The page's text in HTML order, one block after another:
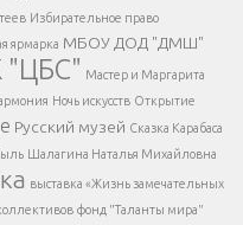
</div > </div >
Избирательное право
ярмарка МБОУ ДОД "ДМШ"
"ЦБС" Мастер и Маргарита
Ночь искусств Открытие
Русский музей Сказка Карабаса
Шалагина Наталья Михайловна
выставка «Жизнь замечательных
фонд "Таланты мира"